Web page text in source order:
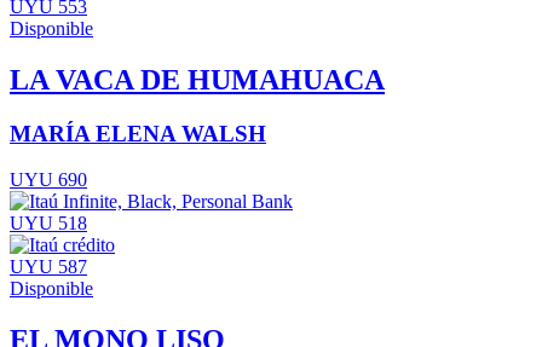
UYU 553
Disponible
LA VACA DE HUMAHUACA
MARÍA ELENA WALSH
UYU 690
UYU 518
UYU 587
Disponible
EL MONO LISO